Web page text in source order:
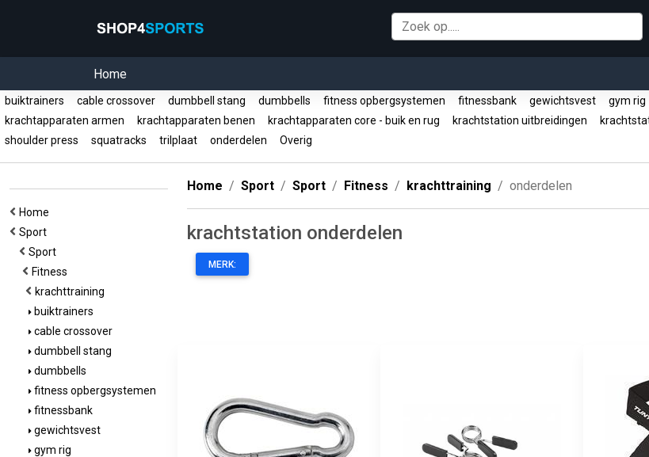
Home
buiktrainers cable crossover dumbbell stang dumbbells fitness opbergsystemen fitnessbank gewichtsvest gym rig
krachtapparaten armen
krachtapparaten benen krachtapparaten core - buik en rug krachtstation uitbreidingen
shoulder press
squatracks trilplaat onderdelen Overig
Home
Sport
Sport
Fitness
krachttraining
buiktrainers
cable crossover
dumbbell stang
dumbbells
fitness opbergsystemen
fitnessbank
gewichtsvest
gym rig
Home Sport Sport Fitness krachttraining onderdelen
krachtstation onderdelen
MERK: